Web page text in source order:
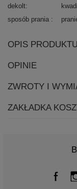
dekolt
sposób prania
OPIS PRODUKTU
OPINIE
ZWROTY I
ZAKŁADKA